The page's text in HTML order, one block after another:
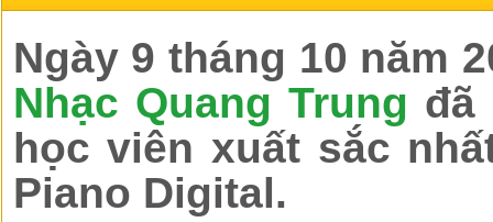
Ngày 9 tháng 10 năm
Nhạc Quang Trung đã
học viên xuất sắc
Piano Digital.